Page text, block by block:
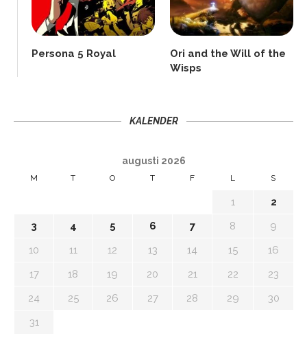
Persona 5 Royal
Ori and the Will of the
Wisps
KALENDER
augusti 2026
M T O T F L S
1
2
3
4 5 6 7 8
9
10
11 12 13 14 15
16
17
18 19 20 21 22
23
24
25 26 27 28 29
30
31